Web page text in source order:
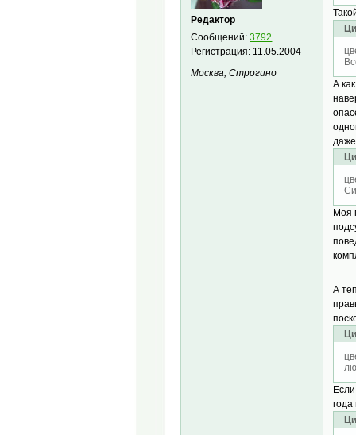
Редактор
Сообщений:3792
Регистрация: 11.05.2004
Москва, Строгино
А
Моя
А